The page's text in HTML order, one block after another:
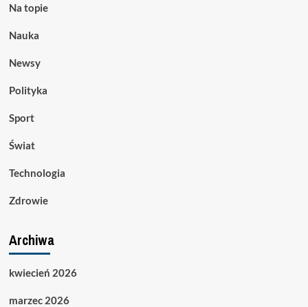
Na topie
Nauka
Newsy
Polityka
Sport
Świat
Technologia
Zdrowie
Archiwa
kwiecień 2026
marzec 2026